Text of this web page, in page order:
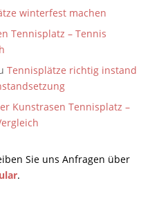
winterfest machen
Tennisplatz – Tennis
Tennisplätze richtig instand
Kunstrasen Tennisplatz –
Sie uns Anfragen über
.